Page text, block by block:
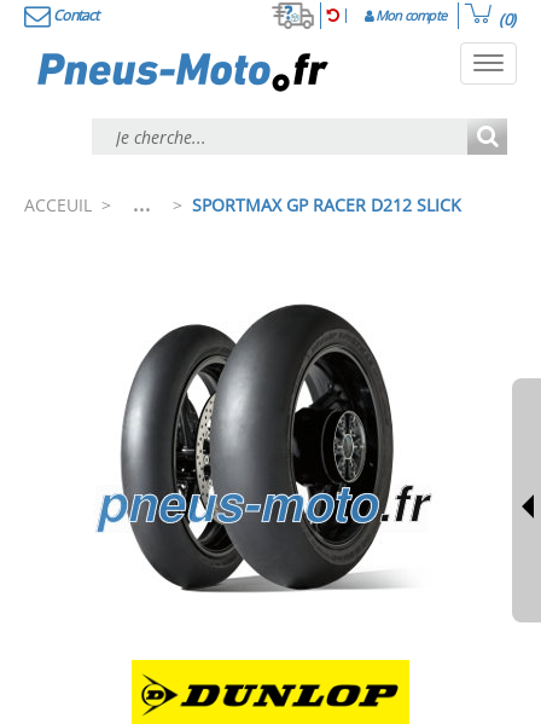
Contact Mon compte (0)
ACCEUIL > ... > SPORTMAX GP RACER D212 SLICK